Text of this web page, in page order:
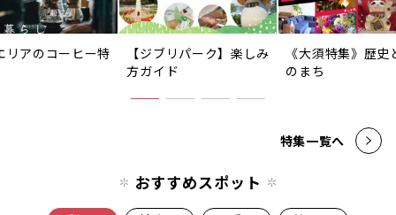
リアのコーヒー特
【ジブリパーク】楽しみ
方ガイド
《大須特集》歴史
のまち
特集一覧へ
おすすめスポット